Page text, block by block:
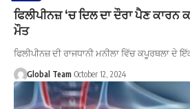
ਫਿਲੀਪੀਨਜ਼ ‘ਚ ਦਿਲ ਦਾ ਦੌਰਾ ਪੈਣ ਕਾਰਨ
ਮੌਤ
ਫਿਲੀਪੀਨਜ਼ ਦੀ ਰਾਜਧਾਨੀ ਮਨੀਲਾ ਵਿੱਚ ਕਪੂਰਥਲਾ ਦੇ
Global Team October 12, 2024